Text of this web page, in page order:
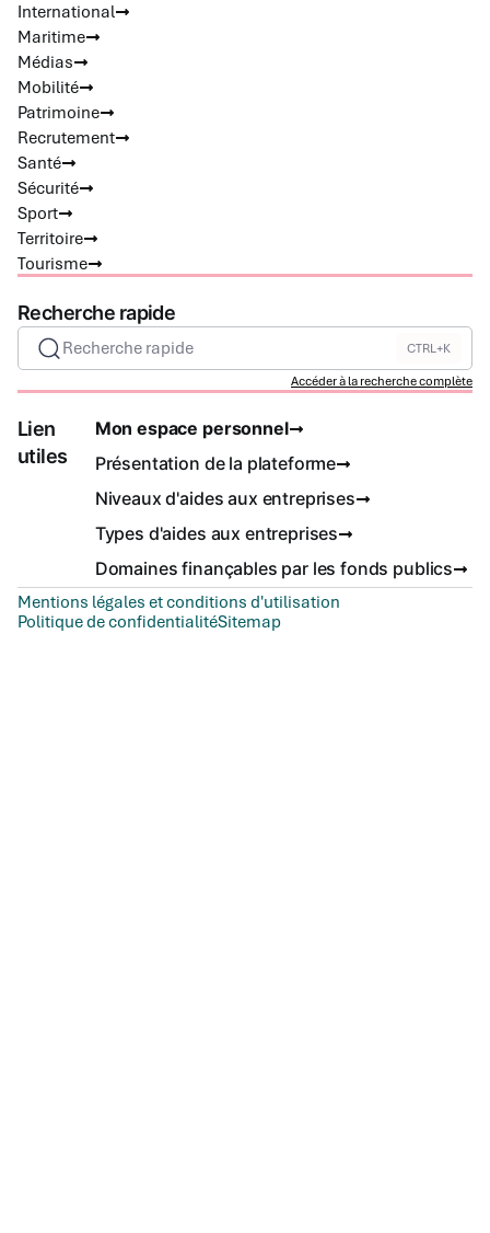
International
Maritime
Médias
Mobilité
Patrimoine
Recrutement
Santé
Sécurité
Sport
Territoire
Tourisme
Recherche rapide
Recherche rapide CTRL+K
Accéder à la recherche complète
Lien
utiles
Mon espace personnel
Présentation de la plateforme
Niveaux d'aides aux entreprises
Types d'aides aux entreprises
Domaines finançables par les fonds publics
Mentions légales et conditions d'utilisation
Politique de confidentialitéSitemap